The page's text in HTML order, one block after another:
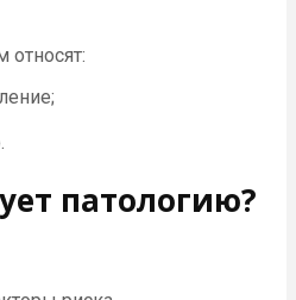
относят:
патологию?